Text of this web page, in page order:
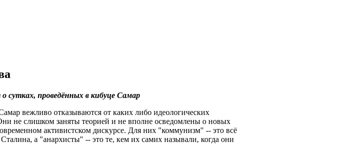
о сутках, проведённых в кибуце Самар
вежливо отказываются от каких либо идеологических
не слишком заняты теорией и не вполне осведомлены о новых
активистском дискурсе. Для них "коммунизм" -- это всё
а "анархисты" -- это те, кем их самих называли, когда они